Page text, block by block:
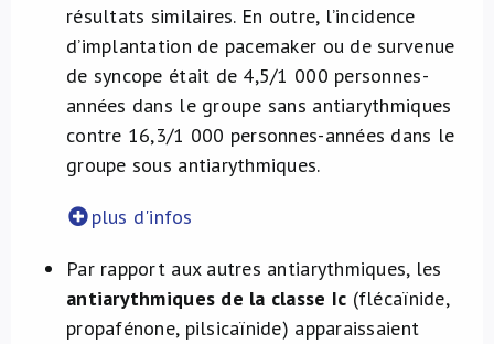
résultats similaires. En outre, l’incidence
d’implantation de pacemaker ou de survenue
de syncope était de 4,5/1 000 personnes-
années dans le groupe sans antiarythmiques
contre 16,3/1 000 personnes-années dans le
groupe sous antiarythmiques.
plus d'infos
Par rapport aux autres antiarythmiques, les
antiarythmiques de la classe Ic (flécaïnide,
propafénone, pilsicaïnide) apparaissaient